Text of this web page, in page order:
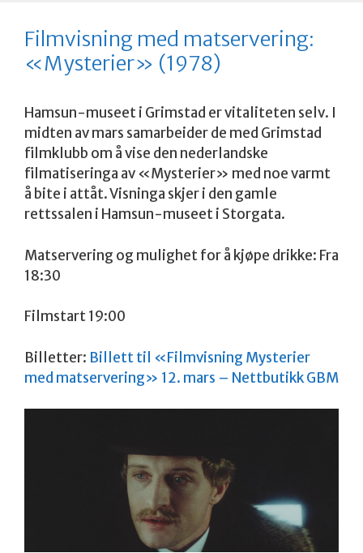
Filmvisning med matservering:
«Mysterier» (1978)
Hamsun-museet i Grimstad er vitaliteten selv. I
midten av mars samarbeider de med Grimstad
filmklubb om å vise den nederlandske
filmatiseringa av «Mysterier» med noe varmt
å bite i attåt. Visninga skjer i den gamle
rettssalen i Hamsun-museet i Storgata.
Matservering og mulighet for å kjøpe drikke: Fra
18:30
Filmstart 19:00
Billetter: Billett til «Filmvisning Mysterier
med matservering» 12. mars – Nettbutikk GBM